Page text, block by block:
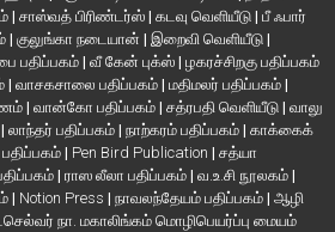
| சாஸ்வத் பிரிண்டர்ஸ் | கடவு வெளியீடு | பீ ஃபார்
| குலுங்கா நடையான் | இறைவி வெளியீடு |
பதிப்பகம்| வீ கேன் புக்ஸ் | ழகரச்சிறகு பதிப்பகம்
| வாசகசாலை பதிப்பகம் | மதிமலர் பதிப்பகம் |
| வான்கோ பதிப்பகம் | சத்ரபதி வெளியீடு | வாலு
| லாந்தர் பதிப்பகம் | நாற்கரம் பதிப்பகம் | காக்கைக்
| Pen Bird Publication | சத்யா
| ராஸ லீலா பதிப்பகம் | வ.உ.சி நூலகம் |
| Notion Press | நாவலந்தேயம் பதிப்பகம் | ஆழி
நா. மகாலிங்கம் மொழிபெயர்ப்பு மையம்